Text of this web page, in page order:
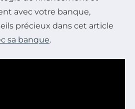
avec votre banque,
précieux dans cet article
sa banque.